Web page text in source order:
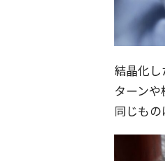
結晶化
ターン
同じもの